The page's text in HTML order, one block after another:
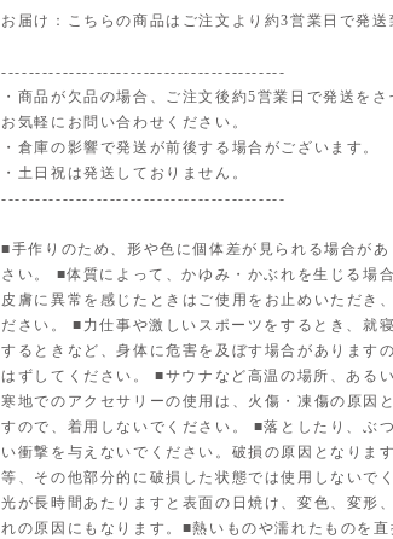
お届け：こちらの商品はご注文より約3営業日で発送
------------------------------------------
・商品が欠品の場合、ご注文後約5営業日で発送をさ
お気軽にお問い合わせください。
・倉庫の影響で発送が前後する場合がございます。
・土日祝は発送しておりません。
------------------------------------------
■手作りのため、形や色に個体差が見られる場合が
さい。 ■体質によって、かゆみ・かぶれを生じる場
皮膚に異常を感じたときはご使用をお止めいただき
ださい。 ■力仕事や激しいスポーツをするとき、就
するときなど、身体に危害を及ぼす場合があります
はずしてください。 ■サウナなど高温の場所、ある
寒地でのアクセサリーの使用は、火傷・凍傷の原因
すので、着用しないでください。 ■落としたり、ぶ
い衝撃を与えないでください。破損の原因となりま
等、その他部分的に破損した状態では使用しないで
光が長時間あたりますと表面の日焼け、変色、変形
れの原因にもなります。■熱いものや濡れたものを